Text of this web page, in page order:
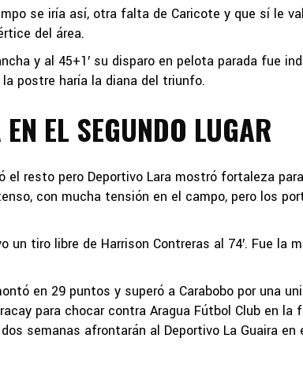
se iría así, otra falta de Caricote y que sí le
del área.
y al 45+1′ su disparo en pelota parada fue
postre haría la diana del triunfo.
EL SEGUNDO LUGAR
el resto pero Deportivo Lara mostró fortaleza
con mucha tensión en el campo, pero los
un tiro libre de Harrison Contreras al 74′. Fue la
en 29 puntos y superó a Carabobo por una
para chocar contra Aragua Fútbol Club en la
semanas afrontarán al Deportivo La Guaira